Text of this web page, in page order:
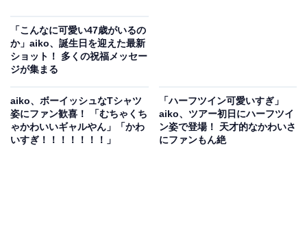
「こんなに可愛い47歳がいるの
か」aiko、誕生日を迎えた最新
ショット！ 多くの祝福メッセー
ジが集まる
aiko、ボーイッシュなTシャツ
姿にファン歓喜！ 「むちゃくち
ゃかわいいギャルやん」「かわ
いすぎ！！！！！！！」
「ハーフツイン可愛いすぎ」
aiko、ツアー初日にハーフツイ
ン姿で登場！ 天才的なかわいさ
にファンもん絶